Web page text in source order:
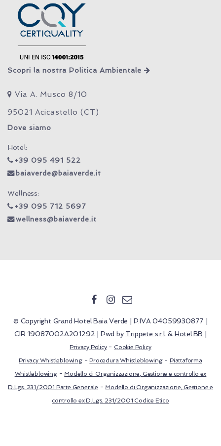
Scopri la nostra Politica Ambientale
Via A. Musco 8/10
95021 Acicastello (CT)
Dove siamo
Hotel:
+39 095 491 522
baiaverde@baiaverde.it
Wellness:
+39 095 712 5697
wellness@baiaverde.it
© Copyright Grand Hotel Baia Verde | P.IVA 04059930877 |
CIR 19087002A201292 | Pwd by Trippete s.r.l. & Hotel.BB
Privacy Policy- Cookie Policy
Privacy Whistleblowing-Procedura Whistleblowing- Piattaforma
Whistleblowing- Modello di Organizzazione, Gestione e controllo ex
D.Lgs. 231/2001 Parte Generale - Modello di Organizzazione, Gestione e
controllo ex D.Lgs. 231/2001 Codice Etico